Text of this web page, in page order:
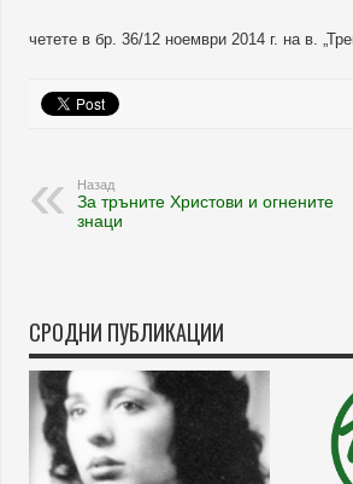
четете в бр. 36/12 ноември 2014 г. на в.
Назад
За тръните Христови и огнените
знаци
СРОДНИ ПУБЛИКАЦИИ